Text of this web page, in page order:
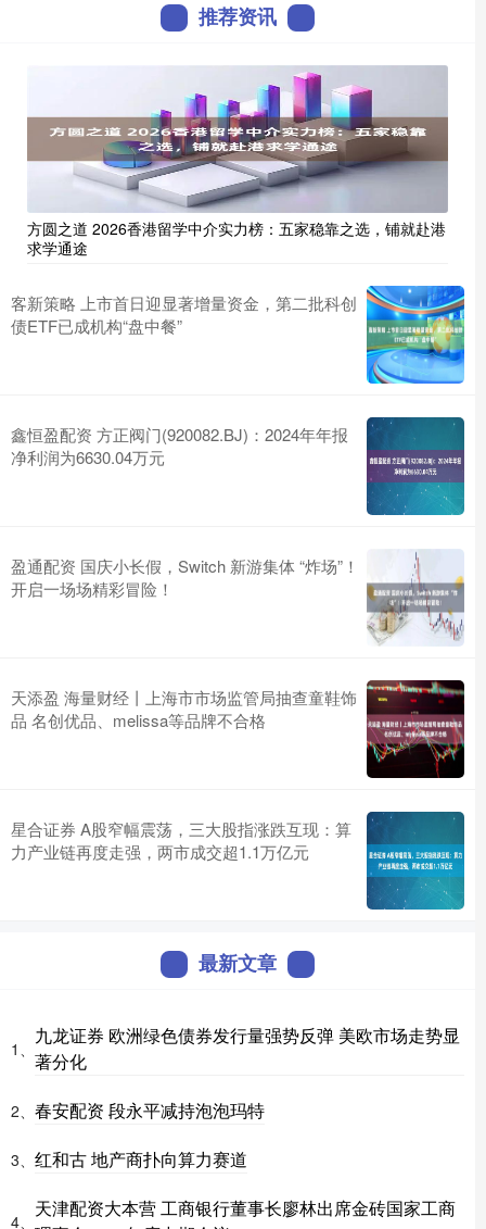
推荐资讯
方圆之道 2026香港留学中介实力榜：五家稳靠之选，铺就赴港
求学通途
客新策略 上市首日迎显著增量资金，第二批科创
债ETF已成机构“盘中餐”
鑫恒盈配资 方正阀门(920082.BJ)：2024年年报
净利润为6630.04万元
盈通配资 国庆小长假，Switch 新游集体 “炸场”！
开启一场场精彩冒险！
天添盈 海量财经丨上海市市场监管局抽查童鞋饰
品 名创优品、melissa等品牌不合格
星合证券 A股窄幅震荡，三大股指涨跌互现：算
力产业链再度走强，两市成交超1.1万亿元
最新文章
1、
九龙证券 欧洲绿色债券发行量强势反弹 美欧市场走势显
著分化
2、 春安配资 段永平减持泡泡玛特
3、 红和古 地产商扑向算力赛道
4、
天津配资大本营 工商银行董事长廖林出席金砖国家工商